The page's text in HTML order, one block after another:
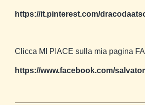
https://it.pinterest.com/
Clicca MI PIACE sulla mia pagina
https://www.facebook.com/